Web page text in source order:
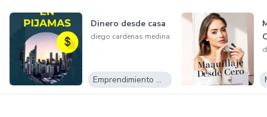
Dinero desde casa
diego cardenas medina
Emprendimiento Digital